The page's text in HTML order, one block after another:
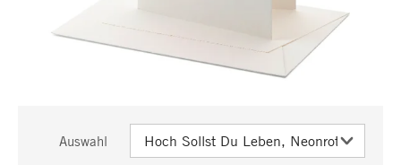
Auswahl